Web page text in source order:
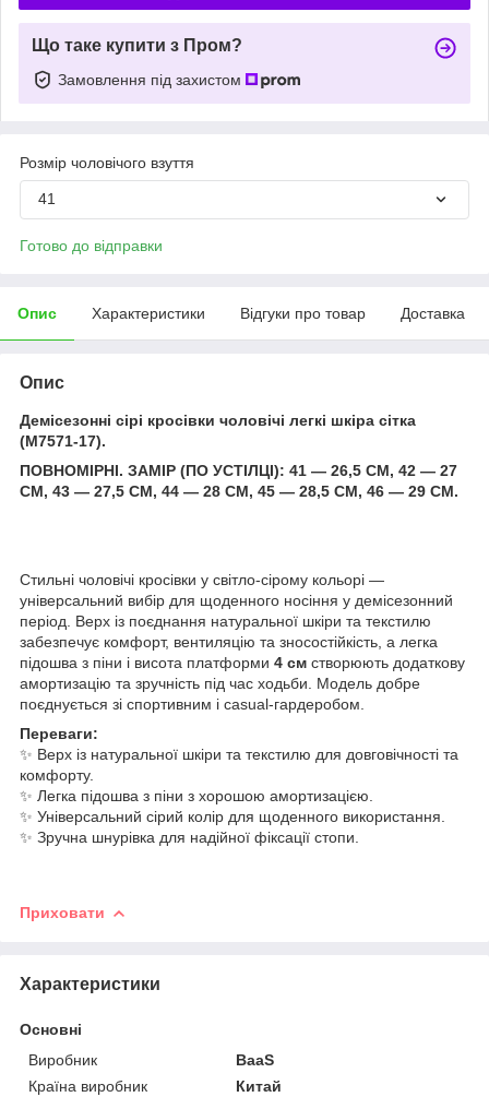
Що таке купити з Пром?
Замовлення під захистом
Розмір чоловічого взуття
41
Готово до відправки
Опис Характеристики Відгуки про товар Доставка
Опис
Демісезонні сірі кросівки чоловічі легкі шкіра сітка
(M7571-17).
ПОВНОМІРНІ. ЗАМІР (ПО УСТІЛЦІ): 41 — 26,5 СМ, 42 — 27
СМ, 43 — 27,5 СМ, 44 — 28 СМ, 45 — 28,5 СМ, 46 — 29 СМ.
Стильні чоловічі кросівки у світло-сірому кольорі —
універсальний вибір для щоденного носіння у демісезонний
період. Верх із поєднання натуральної шкіри та текстилю
забезпечує комфорт, вентиляцію та зносостійкість, а легка
підошва з піни і висота платформи 4 см створюють додаткову
амортизацію та зручність під час ходьби. Модель добре
поєднується зі спортивним і casual-гардеробом.
Переваги:
✨ Верх із натуральної шкіри та текстилю для довговічності та
комфорту.
✨ Легка підошва з піни з хорошою амортизацією.
✨ Універсальний сірий колір для щоденного використання.
✨ Зручна шнурівка для надійної фіксації стопи.
Приховати
Характеристики
Основні
Виробник
BaaS
Країна виробник
Китай